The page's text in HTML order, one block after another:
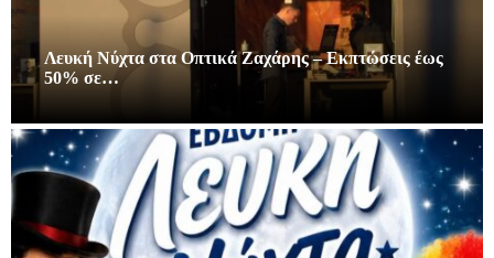
Λευκή Νύχτα στα Οπτικά Ζαχάρης – Εκπτώσεις έως
50% σε…